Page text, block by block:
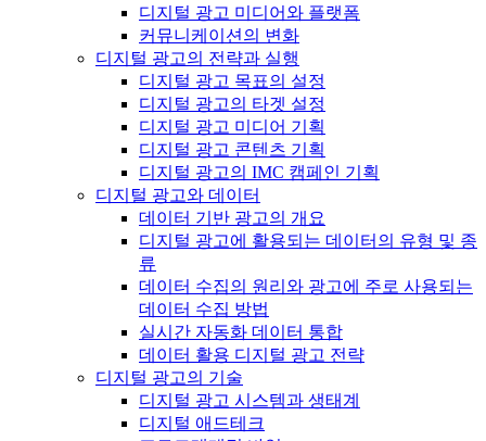
디지털 광고 미디어와 플랫폼
커뮤니케이션의 변화
디지털 광고의 전략과 실행
디지털 광고 목표의 설정
디지털 광고의 타겟 설정
디지털 광고 미디어 기획
디지털 광고 콘텐츠 기획
디지털 광고의 IMC 캠페인 기획
디지털 광고와 데이터
데이터 기반 광고의 개요
디지털 광고에 활용되는 데이터의 유형 및 종
류
데이터 수집의 원리와 광고에 주로 사용되는
데이터 수집 방법
실시간 자동화 데이터 통합
데이터 활용 디지털 광고 전략
디지털 광고의 기술
디지털 광고 시스템과 생태계
디지털 애드테크